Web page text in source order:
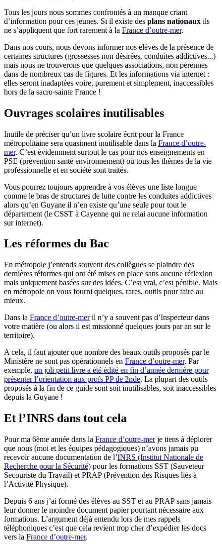
Tous les jours nous sommes confrontés à un manque criant
d’information pour ces jeunes. Si il existe des plans nationaux ils
ne s’appliquent que fort rarement à la France d’outre-mer.
Dans nos cours, nous devons informer nos élèves de la présence de
certaines structures (grossesses non désirées, conduites addictives...)
mais nous ne trouverons que quelques associations, non pérennes
dans de nombreux cas de figures. Et les informations via internet :
elles seront inadaptées voire, purement et simplement, inaccessibles
hors de la sacro-sainte France !
Ouvrages scolaires inutilisables
Inutile de préciser qu’un livre scolaire écrit pour la France
métropolitaine sera quasiment inutilisable dans la France d’outre-
mer. C’est évidemment surtout le cas pour nos enseignements en
PSE (prévention santé environnement) où tous les thèmes de la vie
professionnelle et en société sont traités.
Vous pourrez toujours apprendre à vos élèves une liste longue
comme le bras de structures de lutte contre les conduites addictives
alors qu’en Guyane il n’en existe qu’une seule pour tout le
département (le CSST à Cayenne qui ne relai aucune information
sur internet).
Les réformes du Bac
En métropole j’entends souvent des collègues se plaindre des
dernières réformes qui ont été mises en place sans aucune réflexion
mais uniquement basées sur des idées. C’est vrai, c’est pénible. Mais
en métropole on vous fourni quelques, rares, outils pour faire au
mieux.
Dans la France d’outre-meril n’y a souvent pas d’Inspecteur dans
votre matière (ou alors il est missionné quelques jours par an sur le
territoire).
A cela, il faut ajouter que nombre des beaux outils proposés par le
Ministère ne sont pas opérationnels en France d’outre-mer. Par
exemple, un joli petit livre a été édité en fin d’année dernière pour
présenter l’orientation aux profs PP de 2nde. La plupart des outils
proposés à la fin de ce guide sont soit inutilisables, soit inaccessibles
depuis la Guyane !
Et l’INRS dans tout cela
Pour ma 6ème année dans la France d’outre-merje tiens à déplorer
que nous (moi et les équipes pédagogiques) n’avons jamais pu
recevoir aucune documentation de l’INRS (Institut Nationale de
Recherche pour la Sécurité) pour les formations SST (Sauveteur
Secouriste du Travail) et PRAP (Prévention des Risques liés à
l’Activité Physique).
Depuis 6 ans j’ai formé des élèves au SST et au PRAP sans jamais
leur donner le moindre document papier pourtant nécessaire aux
formations. L’argument déjà entendu lors de mes rappels
téléphoniques c’est que cela revient trop cher d’expédier les docs
vers la France d’outre-mer.